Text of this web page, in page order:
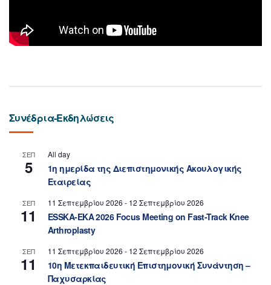
Συνέδρια-Εκδηλώσεις
ΣΕΠ
5
All day
1η ημερίδα της Διεπιστημονικής Ακουλογικής
Εταιρείας
ΣΕΠ
11
11 Σεπτεμβρίου 2026 - 12 Σεπτεμβρίου 2026
ESSKA-EKA 2026 Focus Meeting on Fast-Track Knee
Arthroplasty
ΣΕΠ
11
11 Σεπτεμβρίου 2026 - 12 Σεπτεμβρίου 2026
10η Μετεκπαιδευτική Επιστημονική Συνάντηση –
Παχυσαρκίας